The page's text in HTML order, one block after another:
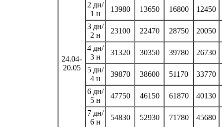
24.04-
20.05
2 дн/
1 н
13980 13650 16800 12450
3 дн/
2 н
23100 22470 28750 20050
4 дн/
3 н
31320 30350 39780 26730
5 дн/
4 н
39870 38600 51170 33770
6 дн/
5 н
47750 46150 61870 40130
7 дн/
6 н
54830 52930 71780 45680